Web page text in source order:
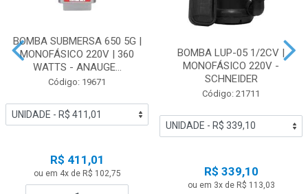
BOMBA SUBMERSA 650 5G |
MONOFÁSICO 220V | 360
WATTS - ANAUGE...
Código: 19671
R$ 411,01
ou em 4x de R$ 102,75
BOMBA LUP-05 1/2CV |
MONOFÁSICO 220V -
SCHNEIDER
Código: 21711
R$ 339,10
ou em 3x de R$ 113,03